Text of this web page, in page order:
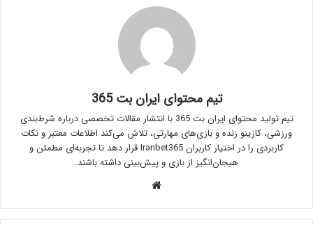
تیم محتوای ایران بت 365
تیم تولید محتوای ایران بت 365 با انتشار مقالات تخصصی درباره شرط‌بندی
ورزشی، کازینو زنده و بازی‌های مهارتی، تلاش می‌کند اطلاعات معتبر و نکات
کاربردی را در اختیار کاربران Iranbet365 قرار دهد تا تجربه‌ای مطمئن و
هیجان‌انگیز از بازی و پیش‌بینی داشته باشند.